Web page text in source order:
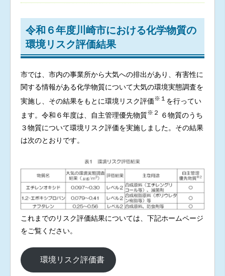
令和６年度川崎市における化学物質の
環境リスク評価結果
市では、市内の事業所から大気への排出があり、有害性に
関する情報がある化学物質について大気の環境実態調査を
実施し、その結果をもとに環境リスク評価※１ を行ってい
ます。令和６年度は、自主管理優先物質※２
６物質のうち
３物質について環境リスク評価を実施しました。その結果
は次のとおりです。
これまでのリスク評価結果については、下記ホームページ
をご覧ください。
環境リスク評価書